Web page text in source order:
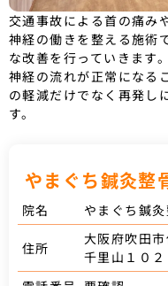
交通事故による首の痛み
神経の働きを整える施術
な改善を行っていきます。
神経の流れが正常になる
の軽減だけでなく再発し
す。
やまぐち鍼灸整
院名 やまぐち鍼
住所
大阪府吹田
千里山１０２